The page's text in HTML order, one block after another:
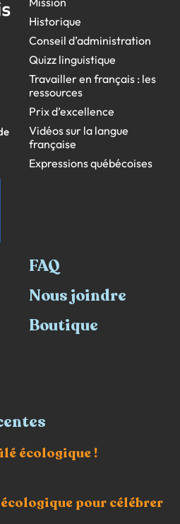
Historique
Conseil d’administration
Quizz linguistique
Travailler en français : les
ressources
Prix d’excellence
Vidéos sur la langue
française
Expressions québécoises
FAQ
Nous joindre
Boutique
écologique !
pour célébrer